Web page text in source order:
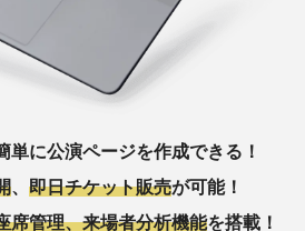
単に公演ページを作成できる！
即日チケット販売が可能！
席管理、来場者分析機能を搭載！